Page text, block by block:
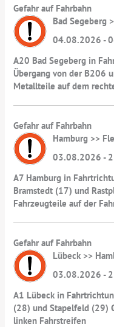
Gefahr auf Fahrbahn
Bad Segeberg
04.08.2026 -
A20 Bad Segeberg in
Übergang von der B206
Metallteile auf dem
Gefahr auf Fahrbahn
Hamburg >>
03.08.2026 -
A7 Hamburg in
Bramstedt (17) und
Fahrzeugteile auf der
Gefahr auf Fahrbahn
Lübeck >>
03.08.2026 -
A1 Lübeck in
(28) und Stapelfeld (29)
linken Fahrstreifen